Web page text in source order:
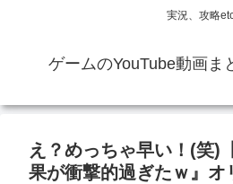
実況、攻略
ゲームのYouTube動画ま
え？めっちゃ早い！(笑)
果が衝撃的過ぎたｗ』オ